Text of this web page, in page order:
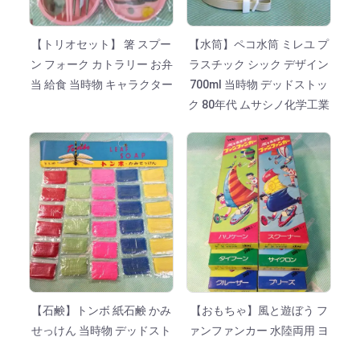
【トリオセット】 箸 スプー
ン フォーク カトラリー お弁
当 給食 当時物 キャラクター
【水筒】ペコ水筒 ミレユ プ
ラスチック シック デザイン
700ml 当時物 デッドストッ
ク 80年代 ムサシノ化学工業
【石鹸】トンボ 紙石鹸 かみ
せっけん 当時物 デッドスト
【おもちゃ】風と遊ぼう フ
ァンファンカー 水陸両用 ヨ